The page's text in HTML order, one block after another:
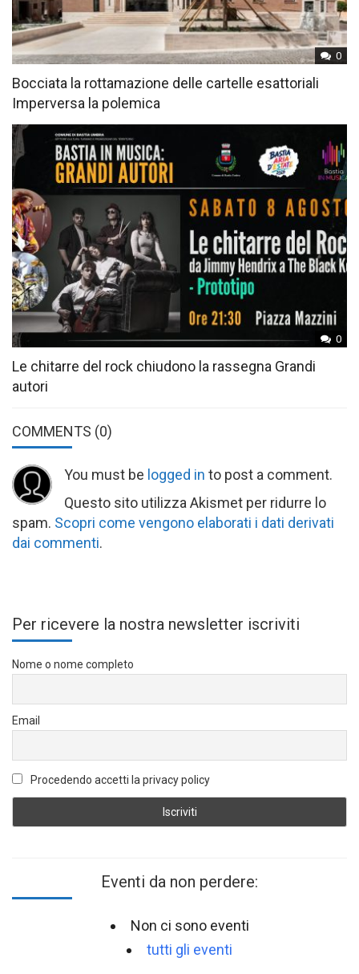
0
Bocciata la rottamazione delle cartelle esattoriali
Imperversa la polemica
0
Le chitarre del rock chiudono la rassegna Grandi
autori
COMMENTS (0)
You must be logged in to post a comment.
Questo sito utilizza Akismet per ridurre lo
spam. Scopri come vengono elaborati i dati derivati
dai commenti.
Per ricevere la nostra newsletter iscriviti
Nome o nome completo
Email
Procedendo accetti la privacy policy
Eventi da non perdere:
Non ci sono eventi
tutti gli eventi